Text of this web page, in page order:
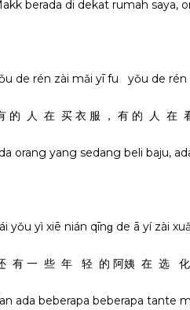
berada di dekat rumah saya,
de rén zài mǎi yī fu yǒu de
的 人 在 买 衣 服 ， 有 的 人 在
orang yang sedang beli baju,
yǒu yì xiē nián qīnɡ de ā yí zài
有 一 些 年 轻 的 阿姨 在 选
ada beberapa beberapa tante